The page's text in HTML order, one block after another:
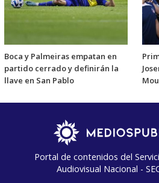
Boca y Palmeiras empatan en
partido cerrado y definirán la
llave en San Pablo
Portal de contenidos del
Audiovisual Nacional -